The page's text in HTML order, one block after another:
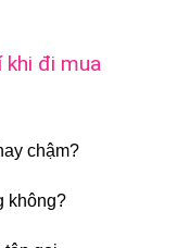
khi đi mua
chậm?
không?